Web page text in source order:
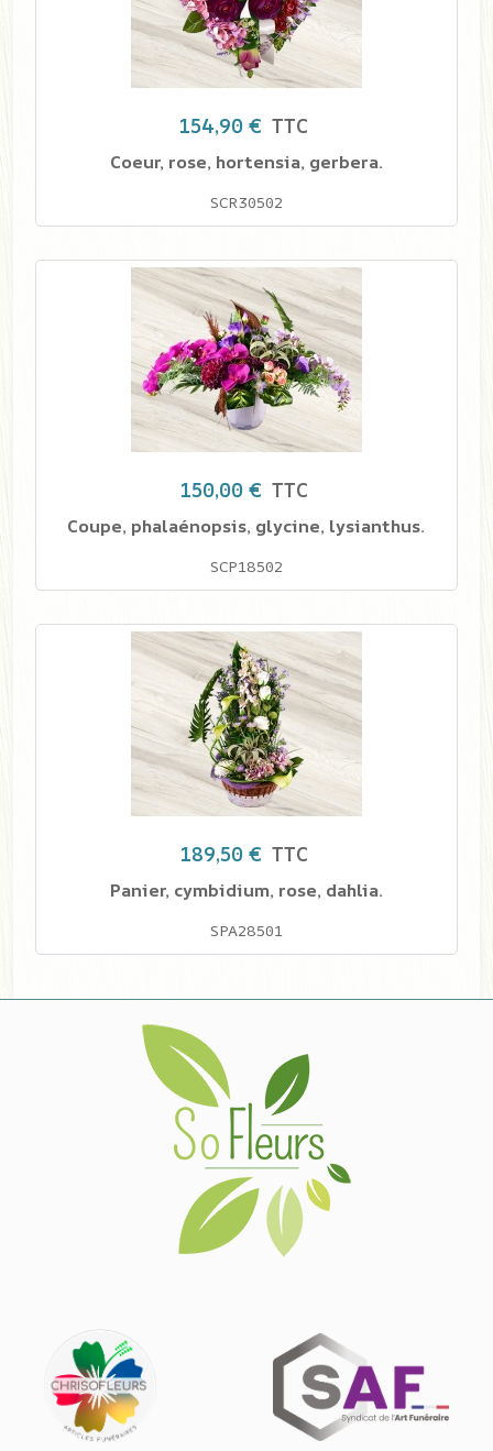
154,90 € TTC
Coeur, rose, hortensia, gerbera.
SCR30502
150,00 € TTC
Coupe, phalaénopsis, glycine, lysianthus.
SCP18502
189,50 € TTC
Panier, cymbidium, rose, dahlia.
SPA28501